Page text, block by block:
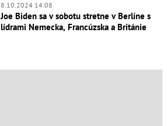
8.10.2024 14:08
Joe Biden sa v sobotu stretne v Berlíne s
lídrami Nemecka, Francúzska a Británie